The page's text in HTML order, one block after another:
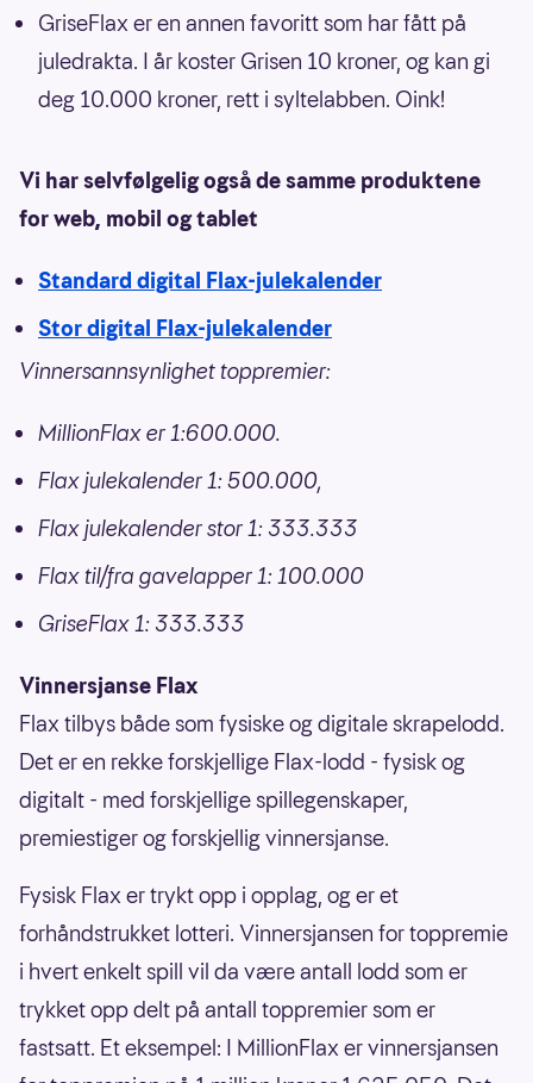
GriseFlax er en annen favoritt som har fått på
juledrakta. I år koster Grisen 10 kroner, og kan gi
deg 10.000 kroner, rett i syltelabben. Oink!
Vi har selvfølgelig også de samme produktene
for web, mobil og tablet
Standard digital Flax-julekalender
Stor digital Flax-julekalender
Vinnersannsynlighet toppremier:
MillionFlax er 1:600.000.
Flax julekalender 1: 500.000,
Flax julekalender stor 1: 333.333
Flax til/fra gavelapper 1: 100.000
GriseFlax 1: 333.333
Vinnersjanse Flax
Flax tilbys både som fysiske og digitale skrapelodd.
Det er en rekke forskjellige Flax-lodd - fysisk og
digitalt - med forskjellige spillegenskaper,
premiestiger og forskjellig vinnersjanse.
Fysisk Flax er trykt opp i opplag, og er et
forhåndstrukket lotteri. Vinnersjansen for toppremie
i hvert enkelt spill vil da være antall lodd som er
trykket opp delt på antall toppremier som er
fastsatt. Et eksempel: I MillionFlax er vinnersjansen